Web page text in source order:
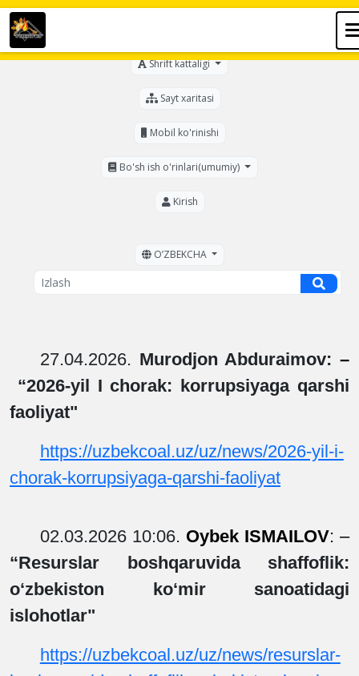
Shrift kattaligi
Sayt xaritasi
Mobil ko'rinishi
Bo'sh ish o'rinlari(umumiy)
Kirish
OʼZBEKCHA
27.04.2026. Murodjon Abduraimov:–
“2026-yil I chorak: korrupsiyaga qarshi
faoliyat"
https://uzbekcoal.uz/uz/news/2026-yil-i-
chorak-korrupsiyaga-qarshi-faoliyat
02.03.2026 10:06. Oybek ISMAILOV: –
“Resurslar boshqaruvida shaffoflik:
o‘zbekiston ko‘mir sanoatidagi
islohotlar"
https://uzbekcoal.uz/uz/news/resurslar-